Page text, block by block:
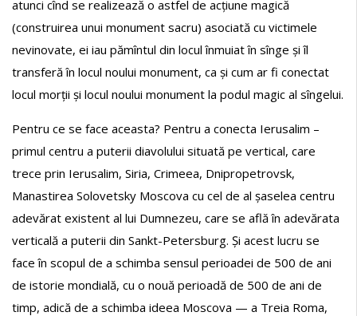
atunci cînd se realizează o astfel de acțiune magică
(construirea unui monument sacru) asociată cu victimele
nevinovate, ei iau pămîntul din locul înmuiat în sînge și îl
transferă în locul noului monument, ca și cum ar fi conectat
locul morții și locul noului monument la podul magic al sîngelui.
Pentru ce se face aceasta? Pentru a conecta Ierusalim –
primul centru a puterii diavolului situată pe vertical, care
trece prin Ierusalim, Siria, Crimeea, Dnipropetrovsk,
Manastirea Solovetsky Moscova cu cel de al șaselea centru
adevărat existent al lui Dumnezeu, care se află în adevărata
verticală a puterii din Sankt-Petersburg. Și acest lucru se
face în scopul de a schimba sensul perioadei de 500 de ani
de istorie mondială, cu o nouă perioadă de 500 de ani de
timp, adică de a schimba ideea Moscova — a Treia Roma,